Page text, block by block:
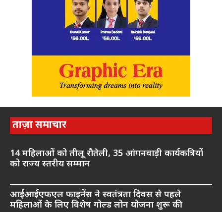
ताज़ा समाचार
14 महिलाओं को तीलू रौतेली, 35 आंगनवाड़ी कार्यकत्रियों
को राज्य स्तरीय सम्मान
आईआईएफएल फाइनेंस ने स्वतंत्रता दिवस से पहले
महिलाओं के लिए विशेष गोल्ड लोन योजना शुरू की